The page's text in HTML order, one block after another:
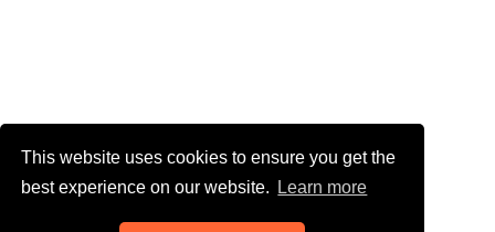
This website uses cookies to ensure you get the
best experience on our website.
Learn more